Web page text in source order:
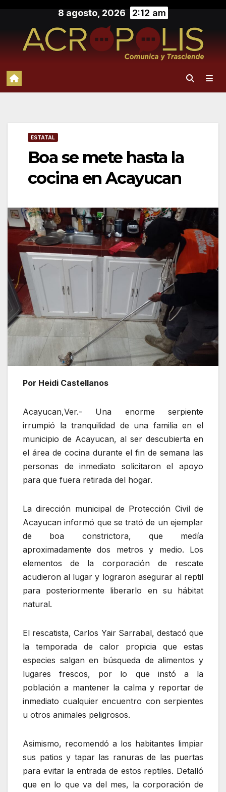
contenido
8 agosto, 2026 2:12 am
ESTATAL
Boa se mete hasta la
cocina en Acayucan
Por Heidi Castellanos
Acayucan,Ver.- Una enorme serpiente
irrumpió la tranquilidad de una familia en el
municipio de Acayucan, al ser descubierta en
el área de cocina durante el fin de semana las
personas de inmediato solicitaron el apoyo
para que fuera retirada del hogar.
La dirección municipal de Protección Civil de
Acayucan informó que se trató de un ejemplar
de boa constrictora, que medía
aproximadamente dos metros y medio. Los
elementos de la corporación de rescate
acudieron al lugar y lograron asegurar al reptil
para posteriormente liberarlo en su hábitat
natural.
El rescatista, Carlos Yair Sarrabal, destacó que
la temporada de calor propicia que estas
especies salgan en búsqueda de alimentos y
lugares frescos, por lo que instó a la
población a mantener la calma y reportar de
inmediato cualquier encuentro con serpientes
u otros animales peligrosos.
Asimismo, recomendó a los habitantes limpiar
sus patios y tapar las ranuras de las puertas
para evitar la entrada de estos reptiles. Detalló
que en lo que va del mes, la corporación de